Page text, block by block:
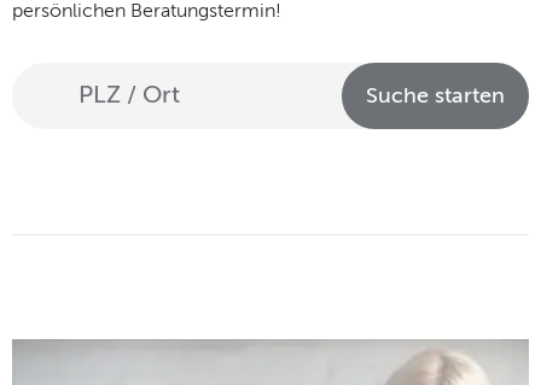
persönlichen Beratungstermin!
Suche starten